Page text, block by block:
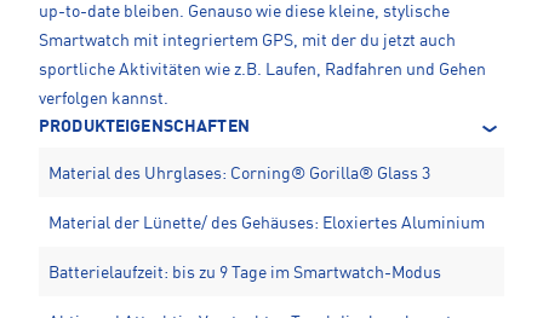
up-to-date bleiben. Genauso wie diese kleine, stylische
Smartwatch mit integriertem GPS, mit der du jetzt auch
sportliche Aktivitäten wie z.B. Laufen, Radfahren und Gehen
verfolgen kannst.
PRODUKTEIGENSCHAFTEN
Material des Uhrglases: Corning® Gorilla® Glass 3
Material der Lünette/ des Gehäuses: Eloxiertes Aluminium
Batterielaufzeit: bis zu 9 Tage im Smartwatch-Modus